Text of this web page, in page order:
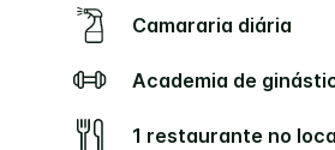
Camararia diária
Academia de
1 restaurante no